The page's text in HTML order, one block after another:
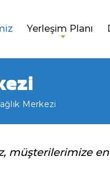
Yerleşim Planı
Merkezi
müşterilerimize